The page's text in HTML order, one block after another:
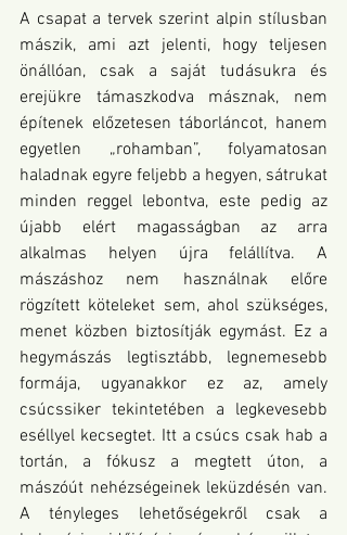
A csapat a tervek szerint alpin stílusban
mászik, ami azt jelenti, hogy teljesen
önállóan, csak a saját tudásukra és
erejükre támaszkodva másznak, nem
építenek előzetesen táborláncot, hanem
egyetlen „rohamban”, folyamatosan
haladnak egyre feljebb a hegyen, sátrukat
minden reggel lebontva, este pedig az
újabb elért magasságban az arra
alkalmas helyen újra felállítva. A
mászáshoz nem használnak előre
rögzített köteleket sem, ahol szükséges,
menet közben biztosítják egymást. Ez a
hegymászás legtisztább, legnemesebb
formája, ugyanakkor ez az, amely
csúcssiker tekintetében a legkevesebb
eséllyel kecsegtet. Itt a csúcs csak hab a
tortán, a fókusz a megtett úton, a
mászóút nehézségeinek leküzdésén van.
A tényleges lehetőségekről csak a